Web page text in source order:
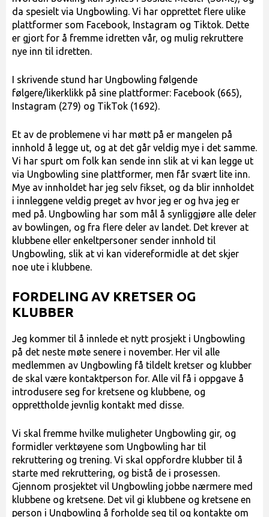
da spesielt via Ungbowling. Vi har opprettet flere ulike
plattformer som Facebook, Instagram og Tiktok. Dette
er gjort for å fremme idretten vår, og mulig rekruttere
nye inn til idretten.
I skrivende stund har Ungbowling følgende
følgere/likerklikk på sine plattformer: Facebook (665),
Instagram (279) og TikTok (1692).
Et av de problemene vi har møtt på er mangelen på
innhold å legge ut, og at det går veldig mye i det samme.
Vi har spurt om folk kan sende inn slik at vi kan legge ut
via Ungbowling sine plattformer, men får svært lite inn.
Mye av innholdet har jeg selv fikset, og da blir innholdet
i innleggene veldig preget av hvor jeg er og hva jeg er
med på. Ungbowling har som mål å synliggjøre alle deler
av bowlingen, og fra flere deler av landet. Det krever at
klubbene eller enkeltpersoner sender innhold til
Ungbowling, slik at vi kan videreformidle at det skjer
noe ute i klubbene.
FORDELING AV KRETSER OG
KLUBBER
Jeg kommer til å innlede et nytt prosjekt i Ungbowling
på det neste møte senere i november. Her vil alle
medlemmen av Ungbowling få tildelt kretser og klubber
de skal være kontaktperson for. Alle vil få i oppgave å
introdusere seg for kretsene og klubbene, og
opprettholde jevnlig kontakt med disse.
Vi skal fremme hvilke muligheter Ungbowling gir, og
formidler verktøyene som Ungbowling har til
rekruttering og trening. Vi skal oppfordre klubber til å
starte med rekruttering, og bistå de i prosessen.
Gjennom prosjektet vil Ungbowling jobbe nærmere med
klubbene og kretsene. Det vil gi klubbene og kretsene en
person i Ungbowling å forholde seg til og kontakte om